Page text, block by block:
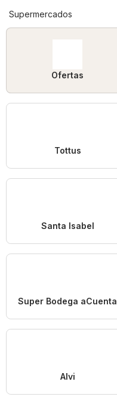
Supermercados
Ofertas
Tottus
Santa Isabel
Super Bodega aCuenta
Alvi